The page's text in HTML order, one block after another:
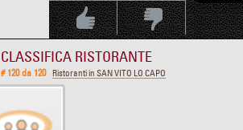
Voti PositivoVoti
CLASSIFICA RISTORANTE
# 120 da 120 Ristoranti in SAN VITO LO CAPO